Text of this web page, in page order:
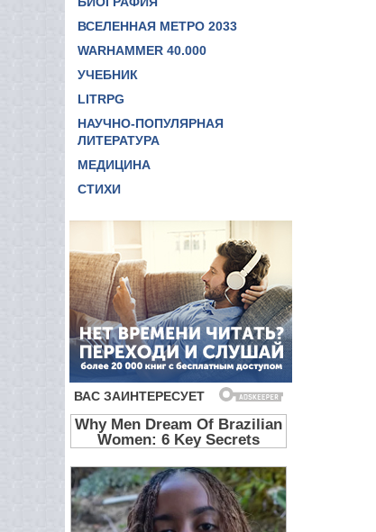
ВСЕЛЕННАЯ МЕТРО 2033
WARHAMMER 40.000
УЧЕБНИК
LITRPG
НАУЧНО-ПОПУЛЯРНАЯ
ЛИТЕРАТУРА
МЕДИЦИНА
СТИХИ